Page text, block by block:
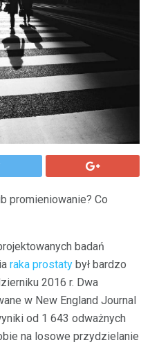
promieniowanie? Co
badań
raka prostaty był bardzo
2016 r. Dwa
w New England Journal
od 1 643 odważnych
na losowe przydzielanie